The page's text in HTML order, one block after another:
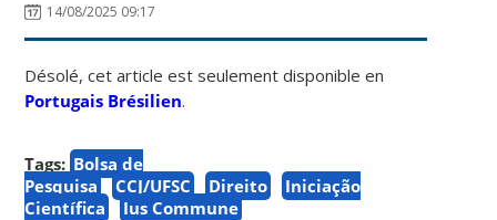
14/08/2025 09:17
Désolé, cet article est seulement disponible en
Portugais Brésilien.
Tags: Bolsa de
Pesquisa
CCJ/UFSC Direito
Iniciação
Científica
Ius Commune